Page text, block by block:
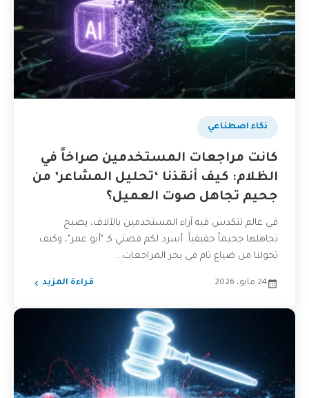
ذكاء اصطناعي
كانت مراجعات المستخدمين صراخاً في
الظلام: كيف أنقذنا ‘تحليل المشاعر’ من
جحيم تجاهل صوت العميل؟
في عالم تتكدس فيه آراء المستخدمين بالآلاف، يصبح
تجاهلها جحيماً حقيقياً. أسرد لكم قصتي كـ "أبو عمر"، وكيف
تحولنا من ضياع تام في بحر المراجعات...
24 مايو، 2026 قراءة المزيد